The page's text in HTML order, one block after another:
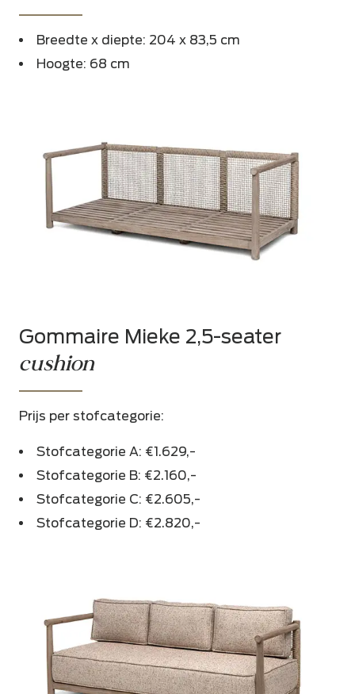
Breedte x diepte: 204 x 83,5 cm
Hoogte: 68 cm
Gommaire Mieke 2,5-seater
cushion
Prijs per stofcategorie:
Stofcategorie A: €1.629,-
Stofcategorie B: €2.160,-
Stofcategorie C: €2.605,-
Stofcategorie D: €2.820,-